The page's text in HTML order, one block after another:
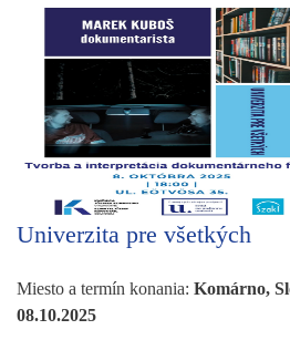
Univerzita pre všetkých
Miesto a termín konania: Komárno,
08.10.2025